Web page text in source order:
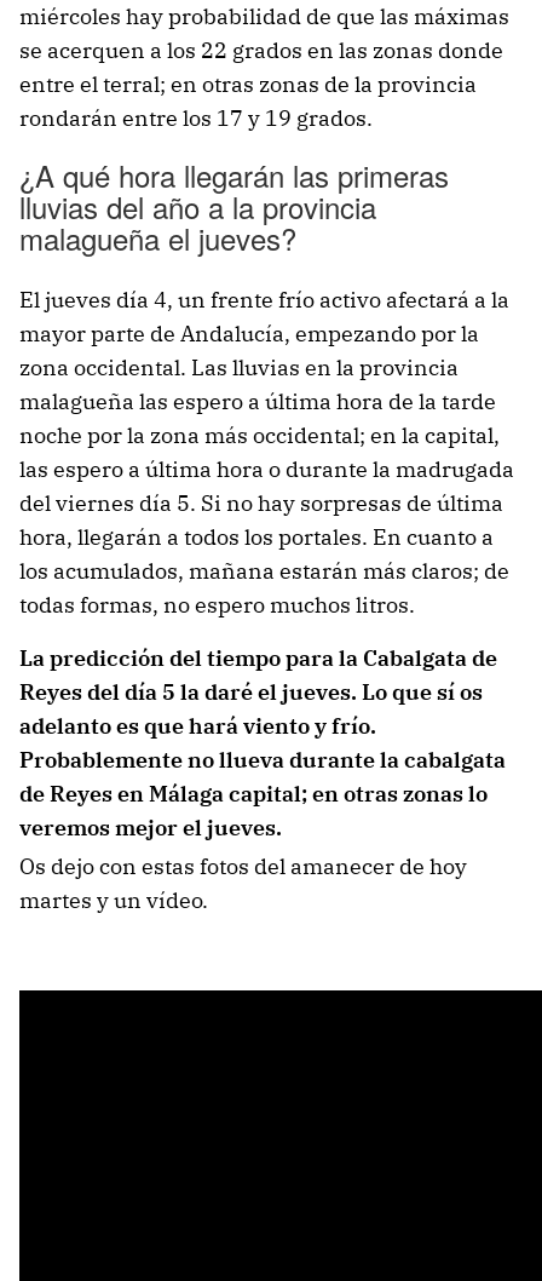
miércoles hay probabilidad de que las máximas
se acerquen a los 22 grados en las zonas donde
entre el terral; en otras zonas de la provincia
rondarán entre los 17 y 19 grados.
¿A qué hora llegarán las primeras
lluvias del año a la provincia
malagueña el jueves?
El jueves día 4, un frente frío activo afectará a la
mayor parte de Andalucía, empezando por la
zona occidental. Las lluvias en la provincia
malagueña las espero a última hora de la tarde
noche por la zona más occidental; en la capital,
las espero a última hora o durante la madrugada
del viernes día 5. Si no hay sorpresas de última
hora, llegarán a todos los portales. En cuanto a
los acumulados, mañana estarán más claros; de
todas formas, no espero muchos litros.
La predicción del tiempo para la Cabalgata de
Reyes del día 5 la daré el jueves. Lo que sí os
adelanto es que hará viento y frío.
Probablemente no llueva durante la cabalgata
de Reyes en Málaga capital; en otras zonas lo
veremos mejor el jueves.
Os dejo con estas fotos del amanecer de hoy
martes y un vídeo.